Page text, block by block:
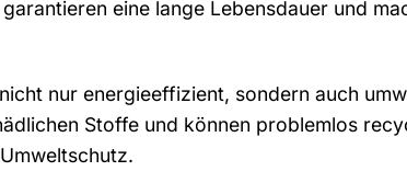
eine lange Lebensdauer und
nur energieeffizient, sondern auch
Stoffe und können problemlos